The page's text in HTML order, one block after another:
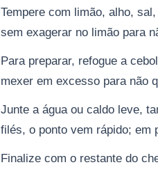
Tempere com limão, alho,
sem exagerar no limão para
Para preparar, refogue a
mexer em excesso para não
Junte a água ou caldo leve,
filés, o ponto vem rápido; em
Finalize com o restante do